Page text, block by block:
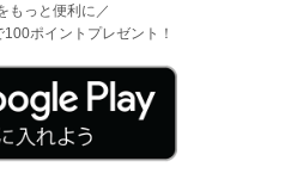
もっと便利に／
ポイントプレゼント！